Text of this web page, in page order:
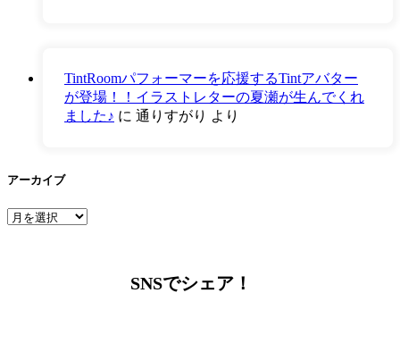
TintRoomパフォーマーを応援するTintアバター
が登場！！イラストレターの夏瀬が生んでくれ
ました♪ に 通りすがり より
アーカイブ
ア
SNSでシェア！